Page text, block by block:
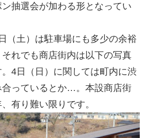
抽選会が加わる形となってい
（土）は駐車場にも多少の余裕
れでも商店街内は以下の写真
4日（日）に関しては町内に渋
合っているとか…。本設商店街
有り難い限りです。